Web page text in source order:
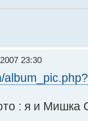
23:30
: я и Мишка